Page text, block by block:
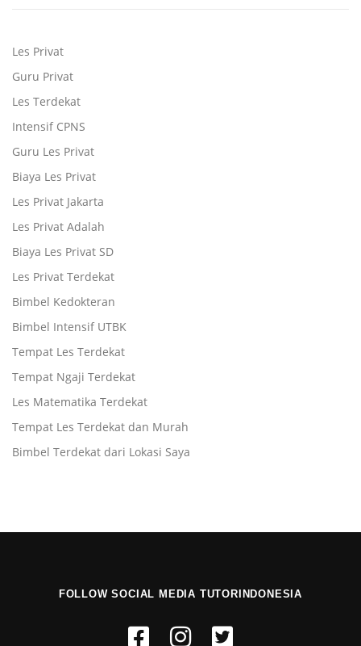
Les Privat
Guru Privat
Les Terdekat
Intensif CPNS
Guru Les Privat
Biaya Les Privat
Les Privat Jakarta
Les Privat Adalah
Biaya Les Privat SD
Les Privat Terdekat
Bimbel Kedokteran
Bimbel Intensif UTBK
Tempat Les Terdekat
Tempat Ngaji Terdekat
Les Matematika Terdekat
Tempat Les Terdekat dan Murah
Bimbel Terdekat dari Lokasi Saya
FOLLOW SOCIAL MEDIA TUTORINDONESIA